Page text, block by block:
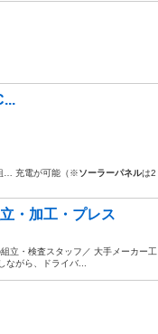
… 充電が可能（※ソーラーパネルは2
・加工・プレス
立・検査スタッフ／ 大手メーカー工
がら、ドライバ...